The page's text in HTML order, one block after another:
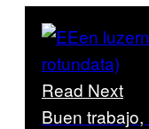
Read Next
Buen